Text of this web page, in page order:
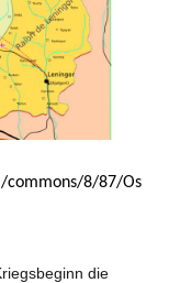
8/87/Os
die